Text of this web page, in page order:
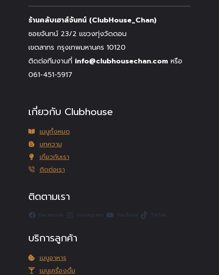
ร้านคลับเฮาส์จันทน์ (ClubHouse_Chan)
ซอยจันทน์ 23/2 แขวงทุ่งวัดดอน
เขตสาทร กรุงเทพมหานคร 10120
ติดต่อทีมงานที่ info@clubhousechan.com หรือ
061-451-5917
เกี่ยวกับ Clubhouse
เมนูทั้งหมด
บทความ
เกี่ยวกับเรา
ติดต่อเรา
ติดตามเรา
Facebook Instagram YouTube TikTok
บริการลูกค้า
เมนูอาหาร
เมนูเครื่องดื่ม